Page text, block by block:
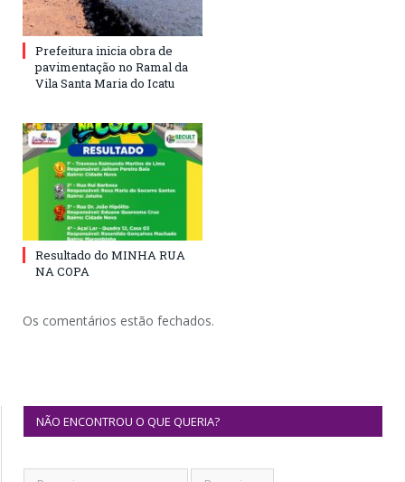
Prefeitura inicia obra de
pavimentação no Ramal da
Vila Santa Maria do Icatu
Resultado do MINHA RUA
NA COPA
Os comentários estão fechados.
NÃO ENCONTROU O QUE QUERIA?